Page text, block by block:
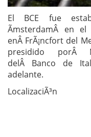
El BCE fue
ÃmsterdamÂ en
enÂ FrÃ¡ncfort del
presidido porÂ
delÂ Banco de
adelante.
LocalizaciÃ³n